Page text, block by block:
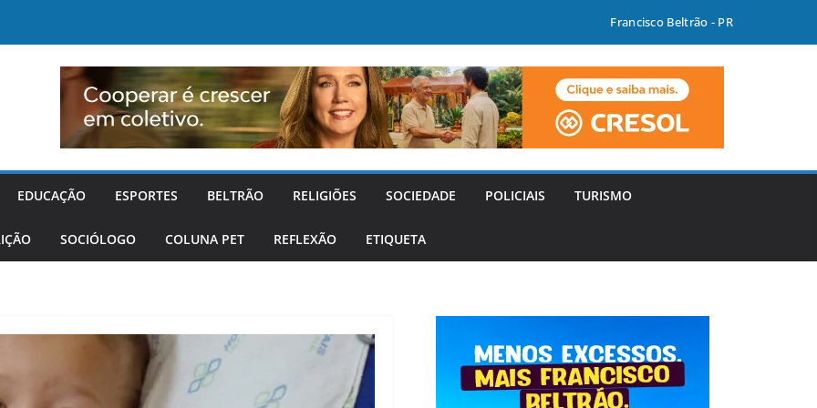
Francisco Beltrão - PR
EDUCAÇÃO ESPORTES BELTRÃO RELIGIÕES SOCIEDADE POLICIAIS TURISMO
SOCIÓLOGO COLUNA PET REFLEXÃO ETIQUETA